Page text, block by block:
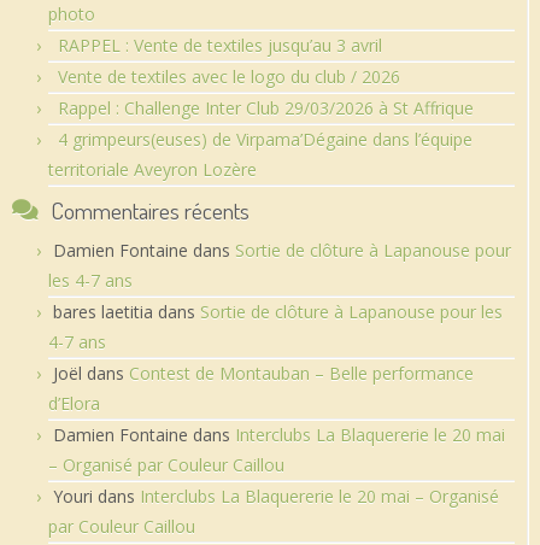
photo
RAPPEL : Vente de textiles jusqu’au 3 avril
Vente de textiles avec le logo du club / 2026
Rappel : Challenge Inter Club 29/03/2026 à St Affrique
4 grimpeurs(euses) de Virpama’Dégaine dans l’équipe
territoriale Aveyron Lozère
Commentaires récents
Damien Fontaine dans Sortie de clôture à Lapanouse pour
les 4-7 ans
bares laetitia dans Sortie de clôture à Lapanouse pour les
4-7 ans
Joël dans Contest de Montauban – Belle performance
d’Elora
Damien Fontaine dans Interclubs La Blaquererie le 20 mai
– Organisé par Couleur Caillou
Youri dans Interclubs La Blaquererie le 20 mai – Organisé
par Couleur Caillou